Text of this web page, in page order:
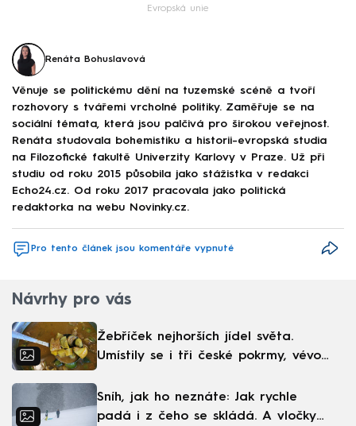
Evropská unie
Renáta Bohuslavová
Věnuje se politickému dění na tuzemské scéně a tvoří
rozhovory s tvářemi vrcholné politiky. Zaměřuje se na
sociální témata, která jsou palčivá pro širokou veřejnost.
Renáta studovala bohemistiku a historii-evropská studia
na Filozofické fakultě Univerzity Karlovy v Praze. Už při
studiu od roku 2015 působila jako stážistka v redakci
Echo24.cz. Od roku 2017 pracovala jako politická
redaktorka na webu Novinky.cz.
Pro tento článek jsou komentáře vypnuté
Návrhy pro vás
Žebříček nejhorších jídel světa.
Umístily se i tři české pokrmy, vévodí
Sníh, jak ho neznáte: Jak rychle
padá i z čeho se skládá. A vločky